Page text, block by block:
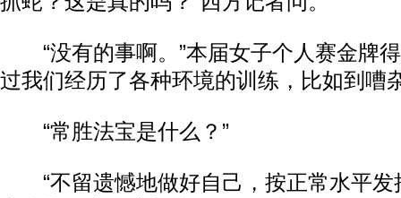
“没有的事啊。”本届女子个人赛金牌得
过我们经历了各种环境的训练，比如到嘈
“常胜法宝是什么？”
“不留遗憾地做好自己，按正常水平发